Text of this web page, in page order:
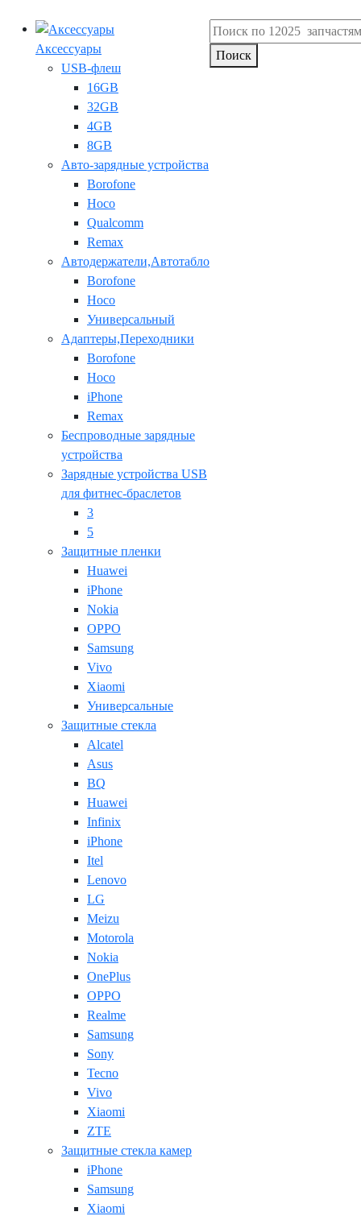
Аксессуары
USB-флеш
16GB
32GB
4GB
8GB
Авто-зарядные устройства
Borofone
Hoco
Qualcomm
Remax
Автодержатели,Автотабло
Borofone
Hoco
Универсальный
Адаптеры,Переходники
Borofone
Hoco
iPhone
Remax
Беспроводные зарядные
устройства
Зарядные устройства USB
для фитнес-браслетов
3
5
Защитные пленки
Huawei
iPhone
Nokia
OPPO
Samsung
Vivo
Xiaomi
Универсальные
Защитные стекла
Alcatel
Asus
BQ
Huawei
Infinix
iPhone
Itel
Lenovo
LG
Meizu
Motorola
Nokia
OnePlus
OPPO
Realme
Samsung
Sony
Tecno
Vivo
Xiaomi
ZTE
Защитные стекла камер
iPhone
Samsung
Xiaomi
Поиск